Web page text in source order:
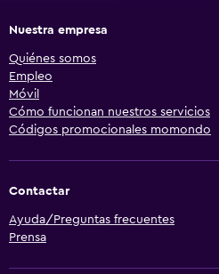
Servicio de streaming
TV
Plancha y tabla de planchar
Tendedero
Nuestra empresa
Quiénes somos
Empleo
Móvil
Cómo funcionan nuestros servicios
Códigos promocionales momondo
Contactar
Ayuda/Preguntas frecuentes
Prensa